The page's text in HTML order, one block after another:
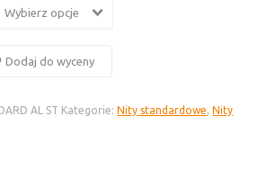
Wybierz opcje
Dodaj do wyceny
AL ST Kategorie:Nity standardowe,Nity